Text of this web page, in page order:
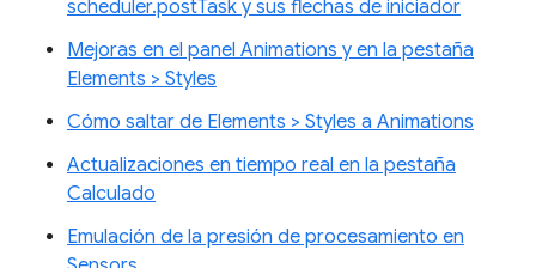
scheduler.postTask y sus flechas de iniciador
Mejoras en el panel Animations y en la pestaña
Elements > Styles
Cómo saltar de Elements > Styles a Animations
Actualizaciones en tiempo real en la pestaña
Calculado
Emulación de la presión de procesamiento en